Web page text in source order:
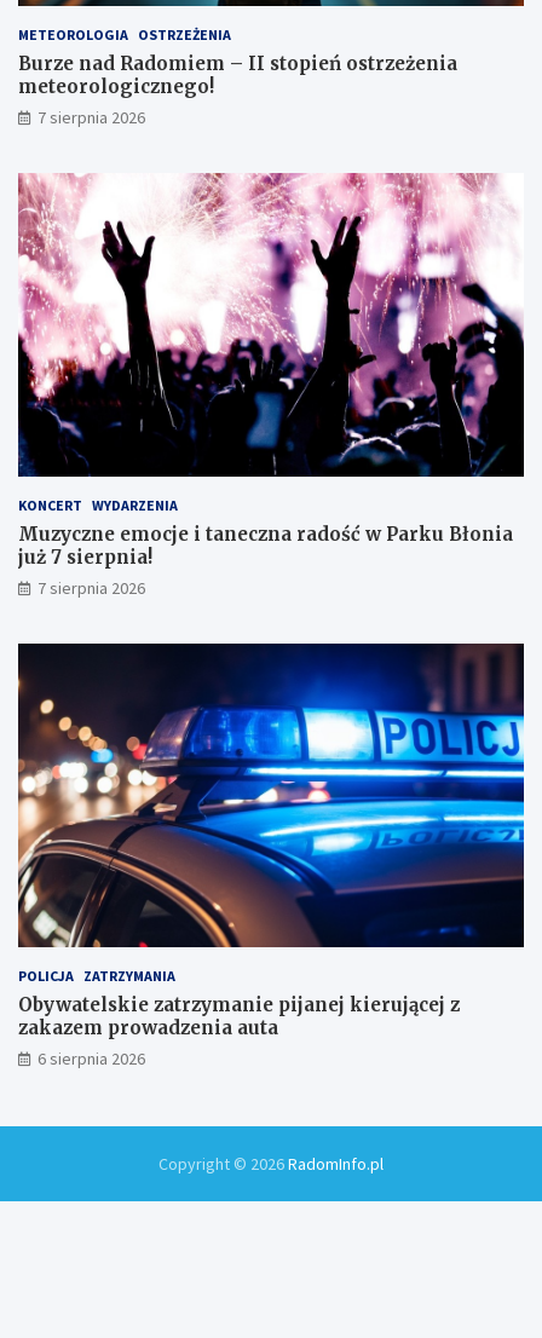
ó
s
m
o
k
l
i
s
t
ę
z
d
o
s
k
o
n
a
ł
m
i
w
y
k
a
m
e
o
r
o
l
o
c
z
n
e
g
o
!
METEOROLOGIA OSTRZEŻENIA
Burze nad Radomiem – II stopień ostrzeżenia
meteorologicznego!
7 sierpnia 2026
KONCERT WYDARZENIA
Muzyczne emocje i taneczna radość w Parku Błonia
już 7 sierpnia!
7 sierpnia 2026
POLICJA ZATRZYMANIA
Obywatelskie zatrzymanie pijanej kierującej z
zakazem prowadzenia auta
6 sierpnia 2026
Copyright © 2026RadomInfo.pl